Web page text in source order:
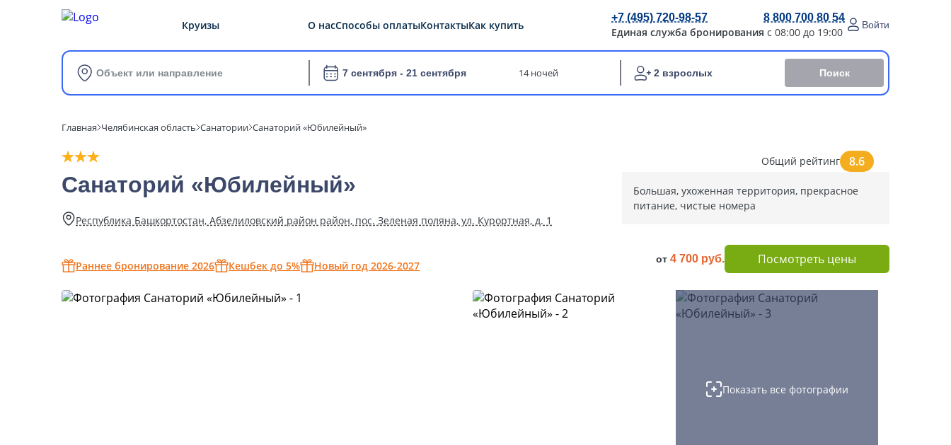
Круизы О насСпособы оплатыКонтактыКак купить
+7 (495) 720-98-57 8 800 700 80 54
Единая служба бронирования с 08:00 до 19:00
Войти
Объект или направление 7 сентября - 21 сентября 14 ночей 2 взрослых Поиск
Главная Челябинская область Санатории Санаторий «Юбилейный»
Санаторий «Юбилейный»
Республика Башкортостан, Абзелиловский район район, пос. Зеленая поляна, ул. Курортная, д. 1
Раннее бронирование 2026 Кешбек до 5% Новый год 2026-2027
Общий рейтинг 8.6
Большая, ухоженная территория, прекрасное
питание, чистые номера
от 4 700 руб. Посмотреть цены
Показать все фотографии